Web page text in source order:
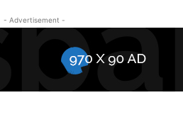
- Advertisement -